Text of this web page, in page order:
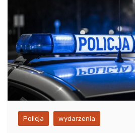
Policja wydarzenia